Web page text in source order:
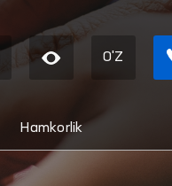
O'Z
Hamkorlik